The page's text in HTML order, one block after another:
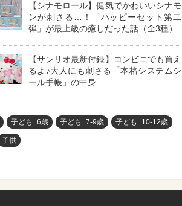
【シナモロール】健気でかわいいシナモ
ンが刺さる…！「ハッピーセット第二
弾」が最上級の癒しだった話（全3種）
【サンリオ最新付録】コンビニでも買え
るよ♪大人にも刺さる「本格システムシ
ール手帳」の中身
子ども_6歳 子ども_7-9歳 子ども_10-12歳
子供